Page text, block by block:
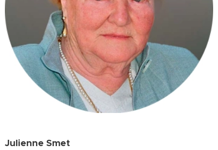
Julienne Smet